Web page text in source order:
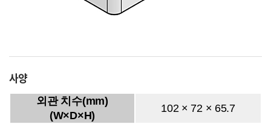
사양
외관 치수(mm)
(W×D×H)
102 × 72 × 65.7